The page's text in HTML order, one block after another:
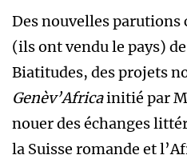
Des nouvelles parutions
(ils ont vendu le pays)
Biatitudes, des projets
Genèv’Africainitié par
nouer des échanges
la Suisse romande et